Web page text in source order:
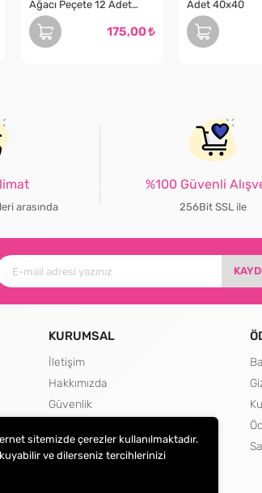
Ağacı Peçete 12 Adet
40x40
175,00
Adet 40x40
arasında
%100 Güvenli
256Bit SSL ile
KURUMSAL
İletişim
Hakkımızda
Güvenlik
Kargo Seçenekleri
sitemizde çerezler kullanılmaktadır.
ve dilerseniz tercihlerinizi